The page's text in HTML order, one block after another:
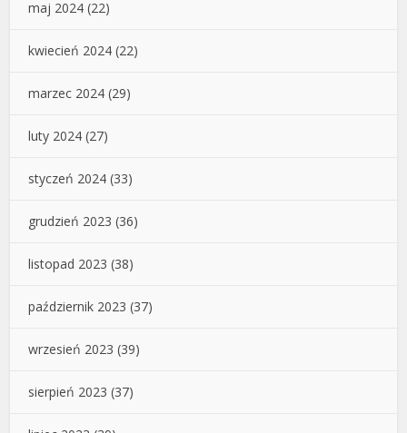
maj 2024 (22)
kwiecień 2024 (22)
marzec 2024 (29)
luty 2024 (27)
styczeń 2024 (33)
grudzień 2023 (36)
listopad 2023 (38)
październik 2023 (37)
wrzesień 2023 (39)
sierpień 2023 (37)